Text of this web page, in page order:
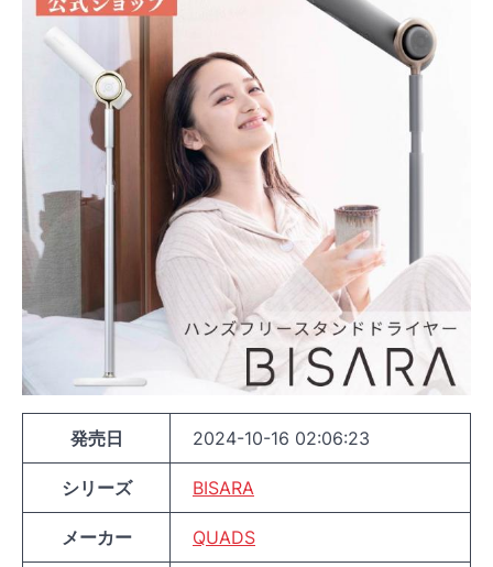
発売日 2024-10-16 02:06:23
シリーズ BISARA
メーカー QUADS